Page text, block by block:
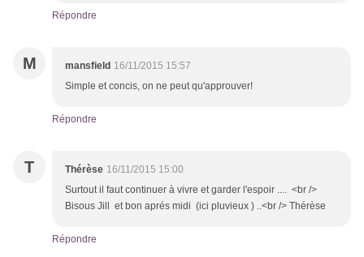
Répondre
M mansfield 16/11/2015 15:57
Simple et concis, on ne peut qu'approuver!
Répondre
T Thérèse 16/11/2015 15:00
Surtout il faut continuer à vivre et garder l'espoir .... <br />
Bisous Jill et bon aprés midi (ici pluvieux ) ..<br /> Thérèse
Répondre